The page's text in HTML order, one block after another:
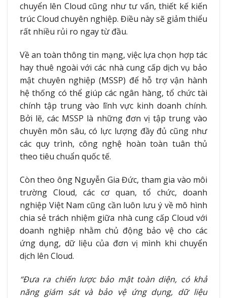
chuyển lên Cloud cũng như tư vấn, thiết kế kiến
trúc Cloud chuyên nghiệp. Điều này sẽ giảm thiểu
rất nhiều rủi ro ngay từ đầu.
Về an toàn thông tin mạng, việc lựa chọn hợp tác
hay thuê ngoài với các nhà cung cấp dịch vụ bảo
mật chuyên nghiệp (MSSP) để hỗ trợ vận hành
hệ thống có thể giúp các ngân hàng, tổ chức tài
chính tập trung vào lĩnh vực kinh doanh chính.
Bởi lẽ, các MSSP là những đơn vị tập trung vào
chuyên môn sâu, có lực lượng đầy đủ cũng như
các quy trình, công nghệ hoàn toàn tuân thủ
theo tiêu chuẩn quốc tế.
Còn theo ông Nguyễn Gia Đức, tham gia vào môi
trường Cloud, các cơ quan, tổ chức, doanh
nghiệp Việt Nam cũng cần luôn lưu ý về mô hình
chia sẻ trách nhiệm giữa nhà cung cấp Cloud với
doanh nghiệp nhằm chủ động bảo vệ cho các
ứng dụng, dữ liệu của đơn vị mình khi chuyển
dịch lên Cloud.
“Đưa ra chiến lược bảo mật toàn diện, có khả
năng giám sát và bảo vệ ứng dụng, dữ liệu